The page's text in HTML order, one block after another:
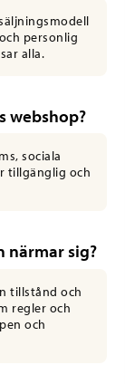
personlig
alla.
webshop?
sociala
tillgänglig och
närmar sig?
tillstånd och
regler och
och